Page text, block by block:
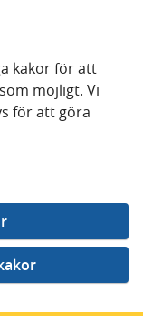
kakor för att
möjligt. Vi
för att göra